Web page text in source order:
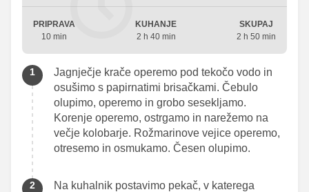
PRIPRAVA
10 min
KUHANJE
2 h 40 min
SKUPAJ
2 h 50 min
Jagnječje krače operemo pod tekočo vodo in
osušimo s papirnatimi brisačkami. Čebulo
olupimo, operemo in grobo sesekljamo.
Korenje operemo, ostrgamo in narežemo na
večje kolobarje. Rožmarinove vejice operemo,
otresemo in osmukamo. Česen olupimo.
Na kuhalnik postavimo pekač, v katerega